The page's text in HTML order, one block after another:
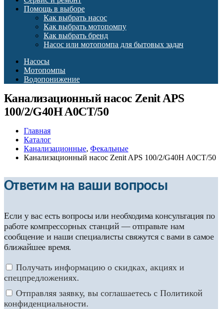
Помощь в выборе
Как выбрать насос
Как выбрать мотопомпу
Как выбрать бренд
Насос или мотопомпа для бытовых задач
Насосы
Мотопомпы
Водопонижение
Канализационный насос Zenit APS
100/2/G40H A0CT/50
Главная
Каталог
Канализационные, Фекальные
Канализационный насос Zenit APS 100/2/G40H A0CT/50
Ответим на ваши вопросы
Если у вас есть вопросы или необходима консультация по
работе компрессорных станций — отправьте нам
сообщение и наши специалисты свяжутся с вами в самое
ближайшее время.
Получать информацию о скидках, акциях и
спецпредложениях.
Отправляя заявку, вы соглашаетесь с Политикой
конфиденциальности.